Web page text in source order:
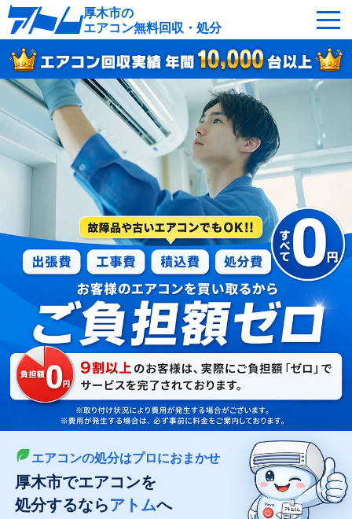
厚木市の
エアコン無料回収・処分
サービスの特徴 回収可能なエアコン
対応エリア 回収の流れ
よくあるご質問 運営会社
厚木市へ無料出張
最短即日 お急ぎの方はこちら
050-5482-9461
受付：24時間年中無休（通話料無料）
LINEやメールでカンタン依頼
メールで回収依頼 LINEで回収依頼
エアコンの処分はプロにおまかせ
厚木市でエアコンを
処分するならアトムへ